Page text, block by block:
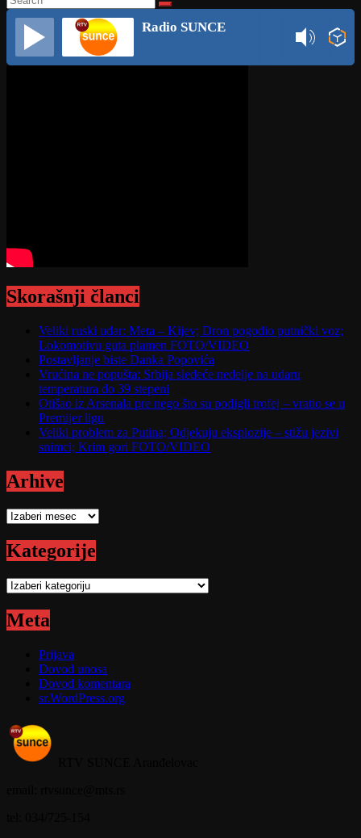
Radio SUNCE
Skorašnji članci
Veliki ruski udar: Meta – Kijev; Dron pogodio putnički voz;
Lokomotivu guta plamen FOTO/VIDEO
Postavljanje biste Danka Popovića
Vrućina ne popušta: Srbija sledeće nedelje na udaru
temperatura do 39 stepeni
Otišao iz Arsenala pre nego što su podigli trofej – vratio se u
Premijer ligu
Veliki problem za Putina; Odjekuju eksplozije – stižu jezivi
snimci; Krim gori FOTO/VIDEO
Arhive
Arhive
Kategorije
Kategorije
Meta
Prijava
Dovod unosa
Dovod komentara
sr.WordPress.org